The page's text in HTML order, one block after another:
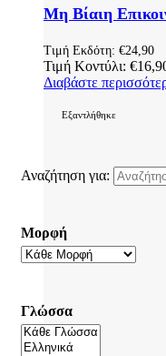
Μη Βίαιη
Τιμή Εκδότη: €24,90
Τιμή Κοντύλι: €
Διαβάστε
Εξαντλήθηκε
Αναζήτηση για:
Μορφή
Γλώσσα